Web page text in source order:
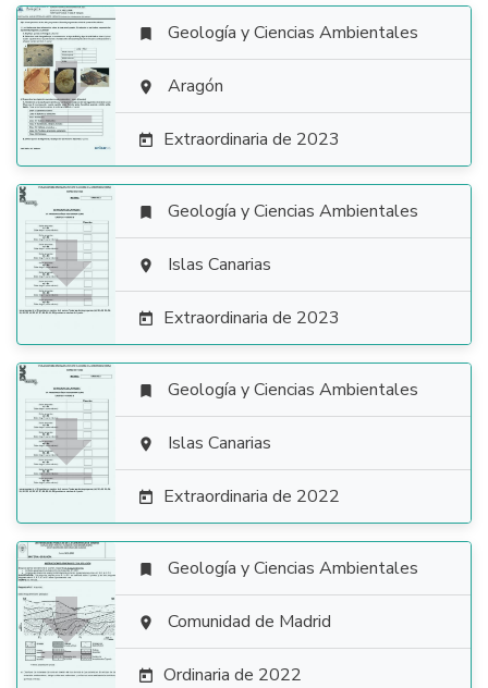

 Geología y Ciencias Ambientales
 Aragón
 Extraordinaria de 2023

 Geología y Ciencias Ambientales
 Islas Canarias
 Extraordinaria de 2023

 Geología y Ciencias Ambientales
 Islas Canarias
 Extraordinaria de 2022

 Geología y Ciencias Ambientales
 Comunidad de Madrid
 Ordinaria de 2022